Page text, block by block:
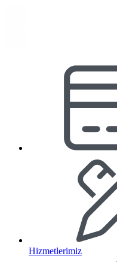
Hizmetlerimiz